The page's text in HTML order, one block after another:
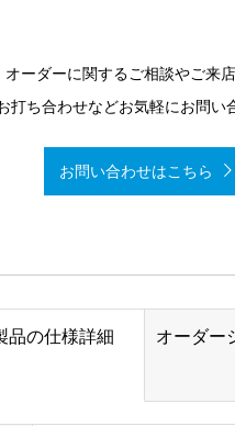
オーダーに関するご相談やご来店
打ち合わせなどお気軽にお問い
お問い合わせはこちら
品の仕様詳細
オーダー